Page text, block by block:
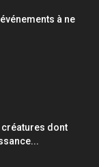
à ne
créatures dont